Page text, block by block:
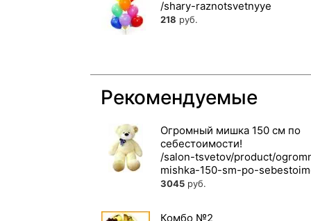
218 руб.
Рекомендуемые
Огромный мишка 150 см по
себестоимости!
3045 руб.
Комбо №2